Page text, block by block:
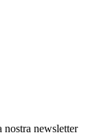
newsletter